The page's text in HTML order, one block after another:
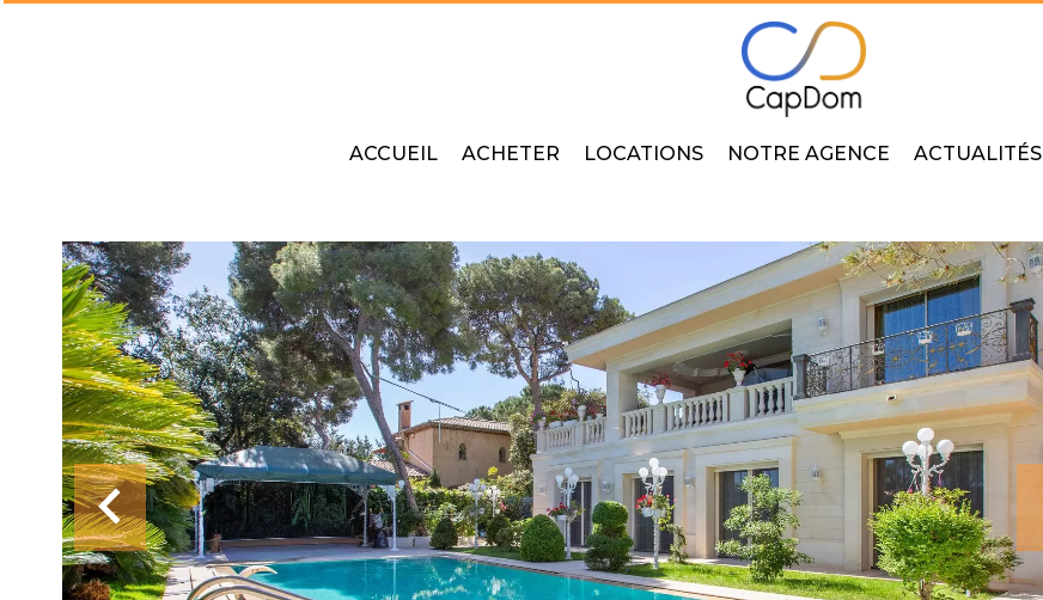
ACCUEIL ACHETER LOCATIONS NOTRE AGENCE ACTUALITÉS